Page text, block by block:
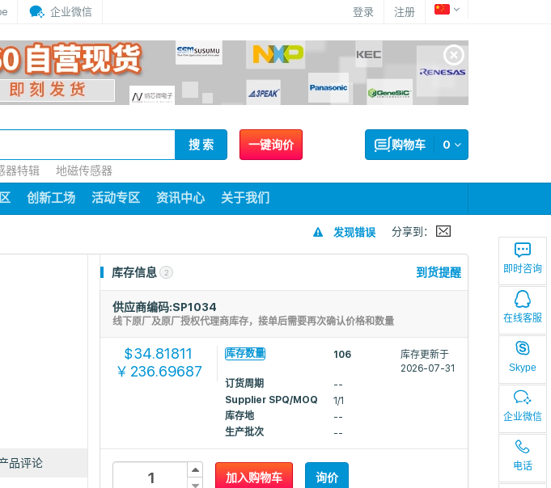
企业微信 登录 注册
即时咨询
在线客服
Skype
企业微信
电话
一键询价 0
购物车
搜 索
器特辑 地磁传感器
创新工场 活动专区 资讯中心 关于我们
发现错误 分享到：
品评论
库存信息 2 到货提醒
供应商编码:SP1034
线下原厂及原厂授权代理商库存，接单后需要再次确认价格和数量
$34.81811
￥ 236.69687
库存数量 106
库存更新于
2026-07-31
订货周期
--
Supplier SPQ/MOQ
1/1
库存地
--
生产批次
--
加入购物车 询价